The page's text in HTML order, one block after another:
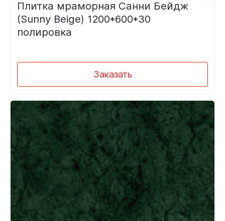
Плитка мраморная Санни Бейдж
(Sunny Beige) 1200*600*30
полировка
Заказать